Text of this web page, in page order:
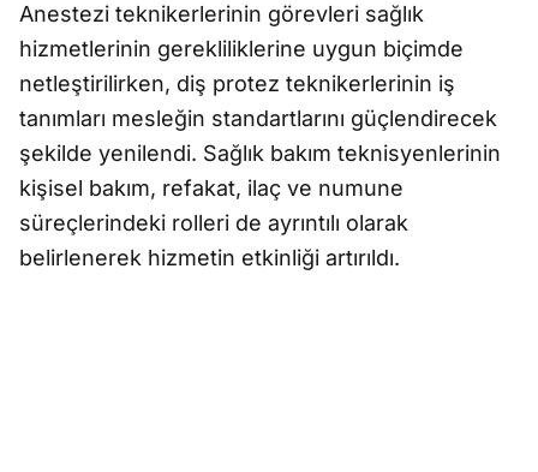
Anestezi teknikerlerinin görevleri sağlık
hizmetlerinin gerekliliklerine uygun biçimde
netleştirilirken, diş protez teknikerlerinin iş
tanımları mesleğin standartlarını güçlendirecek
şekilde yenilendi. Sağlık bakım teknisyenlerinin
kişisel bakım, refakat, ilaç ve numune
süreçlerindeki rolleri de ayrıntılı olarak
belirlenerek hizmetin etkinliği artırıldı.